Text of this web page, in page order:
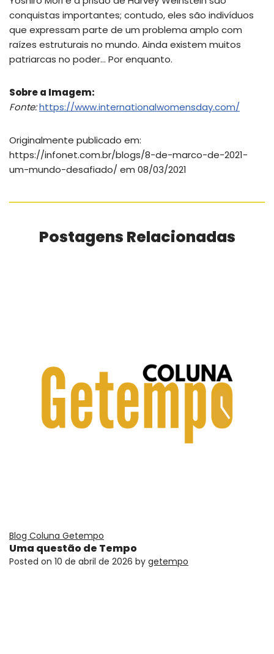
conquistas importantes; contudo, eles são indivíduos
que expressam parte de um problema amplo com
raízes estruturais no mundo. Ainda existem muitos
patriarcas no poder… Por enquanto.
Sobre a Imagem:
Fonte:https://www.internationalwomensday.com/
Originalmente publicado em:
https://infonet.com.br/blogs/8-de-marco-de-2021-
um-mundo-desafiado/ em 08/03/2021
Postagens Relacionadas
Blog Coluna Getempo
Uma questão de Tempo
Posted on 10 de abril de 2026 by getempo